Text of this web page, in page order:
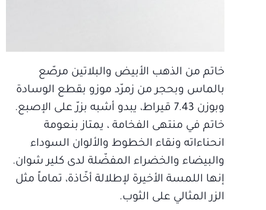
خاتم من الذهب الأبيض والبلاتين مرصّع
بالماس وبحجر من زمرّد موزو بقطع الوسادة
وبوزن 7.43 قيراط، يبدو أشبه بزرّ على الإصبع.
خاتم في منتهى الفخامة ، يمتاز بنعومة
انحناءاته ونقاء الخطوط والألوان السوداء
والبيضاء والخضراء المفضّلة لدى كلير شوان.
إنها اللمسة الأخيرة لإطلالة أخّاذة، تماماً مثل
الزر المثالي على الثوب.